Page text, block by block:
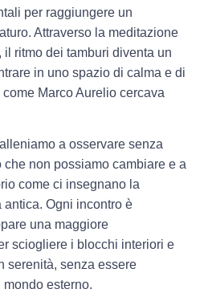
per raggiungere un
Attraverso la meditazione
ritmo dei tamburi diventa un
in uno spazio di calma e di
Marco Aurelio cercava
a osservare senza
non possiamo cambiare e a
come ci insegnano la
Ogni incontro è
una maggiore
sciogliere i blocchi interiori e
serenità, senza essere
esterno.